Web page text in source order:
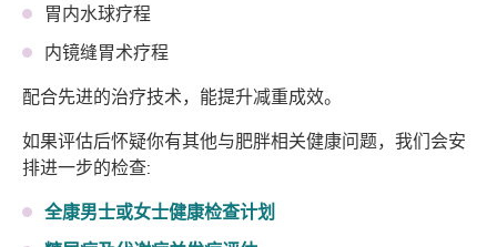
胃内水球疗程
内镜缝胃术疗程
配合先进的治疗技术，能提升减重成效。
如果评估后怀疑你有其他与肥胖相关健康问题，我们会安
排进一步的检查:
全康男士或女士健康检查计划